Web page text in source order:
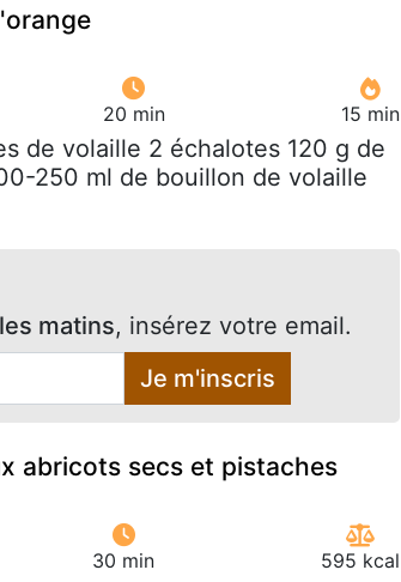
20 min 15 min
de volaille 2 échalotes 120 g de
250 ml de bouillon de volaille
matins, insérez votre email.
Je m'inscris
abricots secs et pistaches
30 min 595 kcal